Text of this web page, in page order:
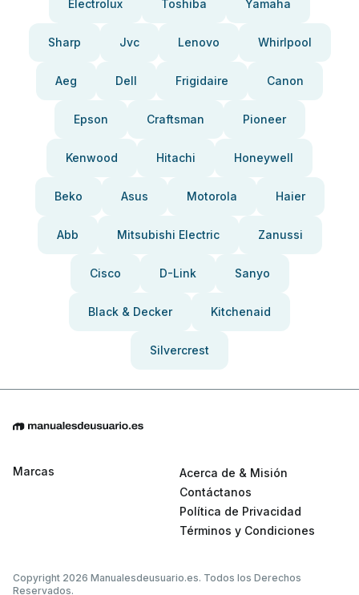
Electrolux Toshiba Yamaha
Sharp Jvc Lenovo Whirlpool
Aeg Dell Frigidaire Canon
Epson Craftsman Pioneer
Kenwood Hitachi Honeywell
Beko Asus Motorola Haier
Abb Mitsubishi Electric Zanussi
Cisco D-Link Sanyo
Black & Decker Kitchenaid
Silvercrest
Marcas
Acerca de & Misión
Contáctanos
Política de Privacidad
Términos y Condiciones
Copyright 2026 Manualesdeusuario.es. Todos los Derechos
Reservados.